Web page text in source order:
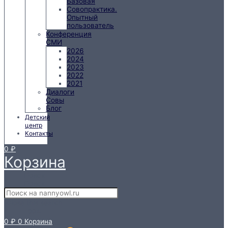
Совопрактика.
Опытный
пользователь
Конференция
СМИ
2026
2024
2023
2022
2021
Диалоги
Совы
Блог
Детский
центр
Контакты
0 ₽
Корзина
0 ₽ 0 Корзина